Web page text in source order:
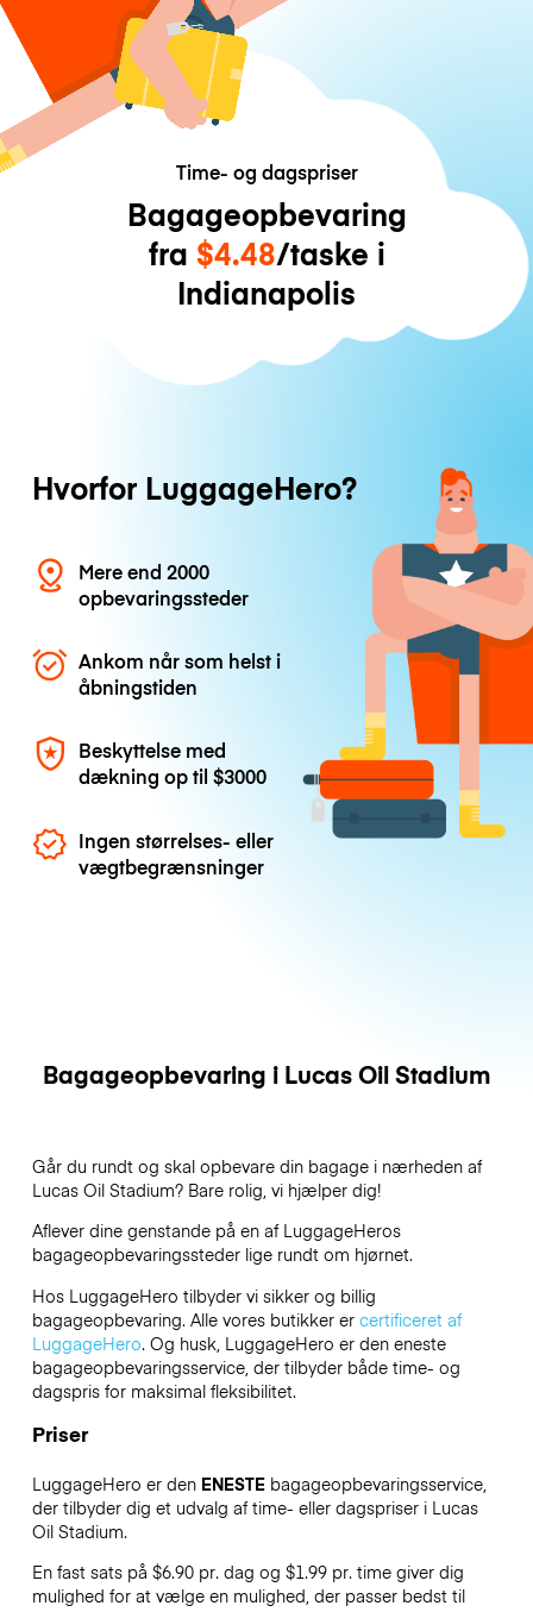
Time- og dagspriser
Bagageopbevaring
fra $4.48/taske i
Indianapolis
Hvorfor LuggageHero?
Mere end 2000
opbevaringssteder
Ankom når som helst i
åbningstiden
Beskyttelse med
dækning op til$3000
Ingen størrelses- eller
vægtbegrænsninger
Bagageopbevaring i Lucas Oil Stadium
Går du rundt og skal opbevare din bagage i nærheden af
Lucas Oil Stadium? Bare rolig, vi hjælper dig!
Aflever dine genstande på en af LuggageHeros
bagageopbevaringssteder lige rundt om hjørnet.
Hos LuggageHero tilbyder vi sikker og billig
bagageopbevaring. Alle vores butikker er certificeret af
LuggageHero. Og husk, LuggageHero er den eneste
bagageopbevaringsservice, der tilbyder både time- og
dagspris for maksimal fleksibilitet.
Priser
LuggageHero er den ENESTEbagageopbevaringsservice,
der tilbyder dig et udvalg af time- eller dagspriser i Lucas
Oil Stadium.
En fast sats på $6.90 pr. dag og $1.99 pr. time giver dig
mulighed for at vælge en mulighed, der passer bedst til